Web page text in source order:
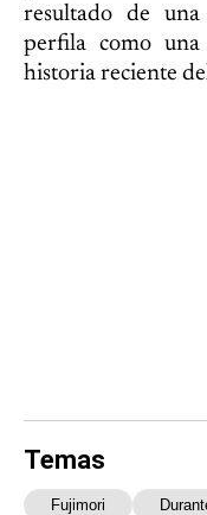
resultado de una
perfila como
historia reciente
Temas
Fujimori